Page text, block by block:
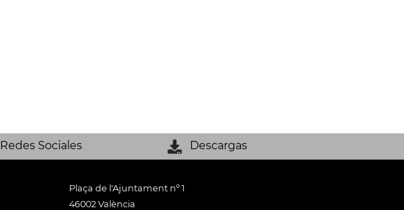
Redes Sociales Descargas
Plaça de l'Ajuntament nº 1
46002 València